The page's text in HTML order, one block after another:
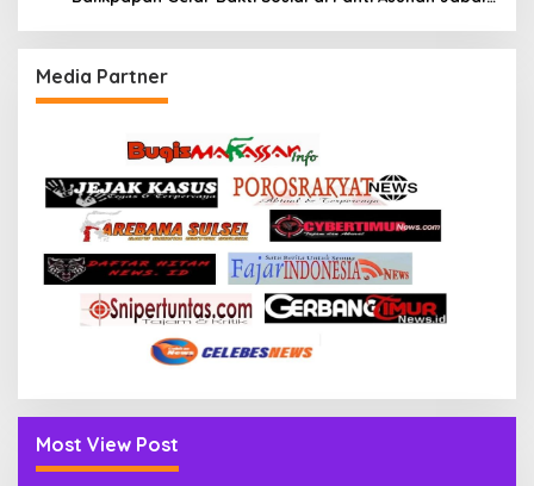
Media Partner
Most View Post